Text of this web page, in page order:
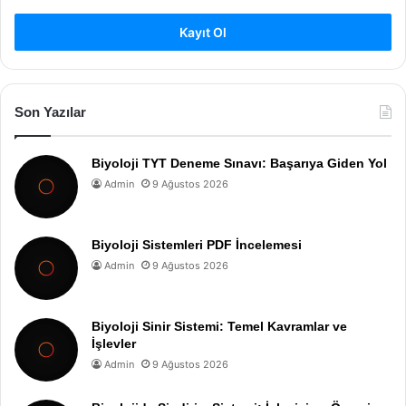
Kayıt Ol
Son Yazılar
Biyoloji TYT Deneme Sınavı: Başarıya Giden Yol
Admin 9 Ağustos 2026
Biyoloji Sistemleri PDF İncelemesi
Admin 9 Ağustos 2026
Biyoloji Sinir Sistemi: Temel Kavramlar ve
İşlevler
Admin 9 Ağustos 2026